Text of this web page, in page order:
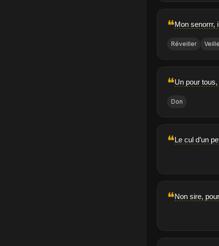
❝Mon senorrr,
Réveiller
❝Un pour
Don
❝Le cul d’un
❝Non sire,